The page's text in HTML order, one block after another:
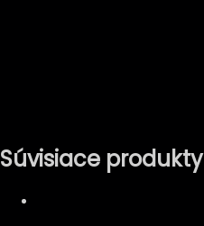
Súvisiace produkty